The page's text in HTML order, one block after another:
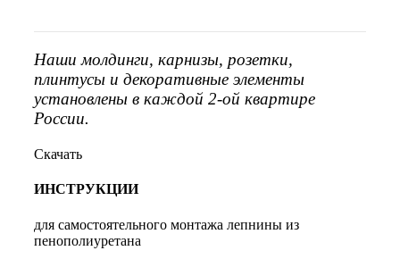
Наши молдинги, карнизы, розетки,
плинтусы и декоративные элементы
установлены в каждой 2-ой квартире
России.
Скачать
ИНСТРУКЦИИ
для самостоятельного монтажа лепнины из
пенополиуретана